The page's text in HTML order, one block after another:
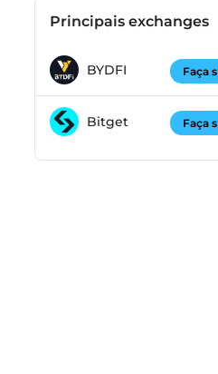
Principais exchanges
BYDFI Faça
Bitget Faça